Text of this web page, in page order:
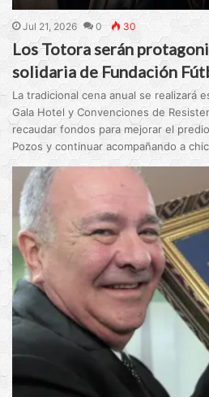
Jul 21, 2026 0 30
Los Totora serán
solidaria de Fundación
La tradicional cena anual se realizará
Gala Hotel y Convenciones de
recaudar fondos para mejorar el
Pozos y continuar acompañando a